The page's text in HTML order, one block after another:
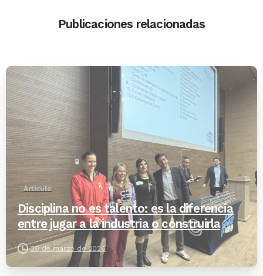
Publicaciones relacionadas
Artículo
Disciplina no es talento: es la diferencia
entre jugar a la industria o construirla
30 de marzo de 2026